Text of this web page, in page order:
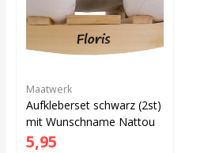
Maatwerk
Aufkleberset schwarz (2st)
mit Wunschname Nattou
5,95